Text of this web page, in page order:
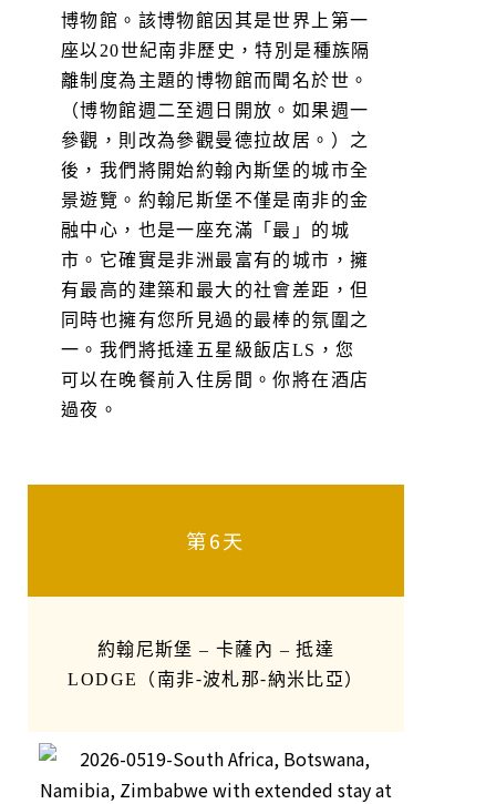
博物館。該博物館因其是世界上第一
座以20世紀南非歷史，特別是種族隔
離制度為主題的博物館而聞名於世。
（博物館週二至週日開放。如果週一
參觀，則改為參觀曼德拉故居。）之
後，我們將開始約翰內斯堡的城市全
景遊覽。約翰尼斯堡不僅是南非的金
融中心，也是一座充滿「最」的城
市。它確實是非洲最富有的城市，擁
有最高的建築和最大的社會差距，但
同時也擁有您所見過的最棒的氛圍之
一。我們將抵達五星級飯店LS，您
可以在晚餐前入住房間。你將在酒店
過夜。
第6天
約翰尼斯堡 – 卡薩內 – 抵達
LODGE（南非-波札那-納米比亞）